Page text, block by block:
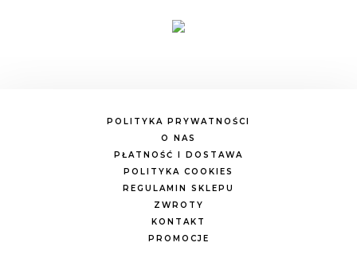
POLITYKA PRYWATNOŚCI
O NAS
PŁATNOŚĆ I DOSTAWA
POLITYKA COOKIES
REGULAMIN SKLEPU
ZWROTY
KONTAKT
PROMOCJE